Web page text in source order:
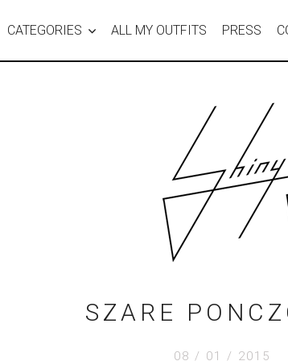
CATEGORIES ALL MY OUTFITS PRESS
SZARE
08 / 01 / 2015